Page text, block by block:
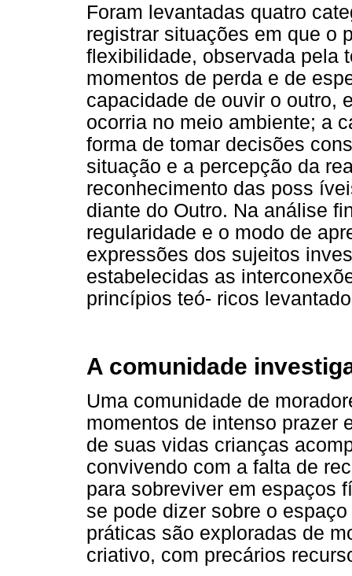
Foram levantadas quatro
registrar situações em que o
flexibilidade, observada pela
momentos de perda e de
capacidade de ouvir o outro,
ocorria no meio ambiente; a
forma de tomar decisões
situação e a percepção da
reconhecimento das poss
diante do Outro. Na análise
regularidade e o modo de
expressões dos sujeitos
estabelecidas as
princípios teó- ricos
A comunidade
Uma comunidade de
momentos de intenso prazer
de suas vidas crianças
convivendo com a falta de
para sobreviver em espaços
se pode dizer sobre o
práticas são exploradas de
criativo, com precários